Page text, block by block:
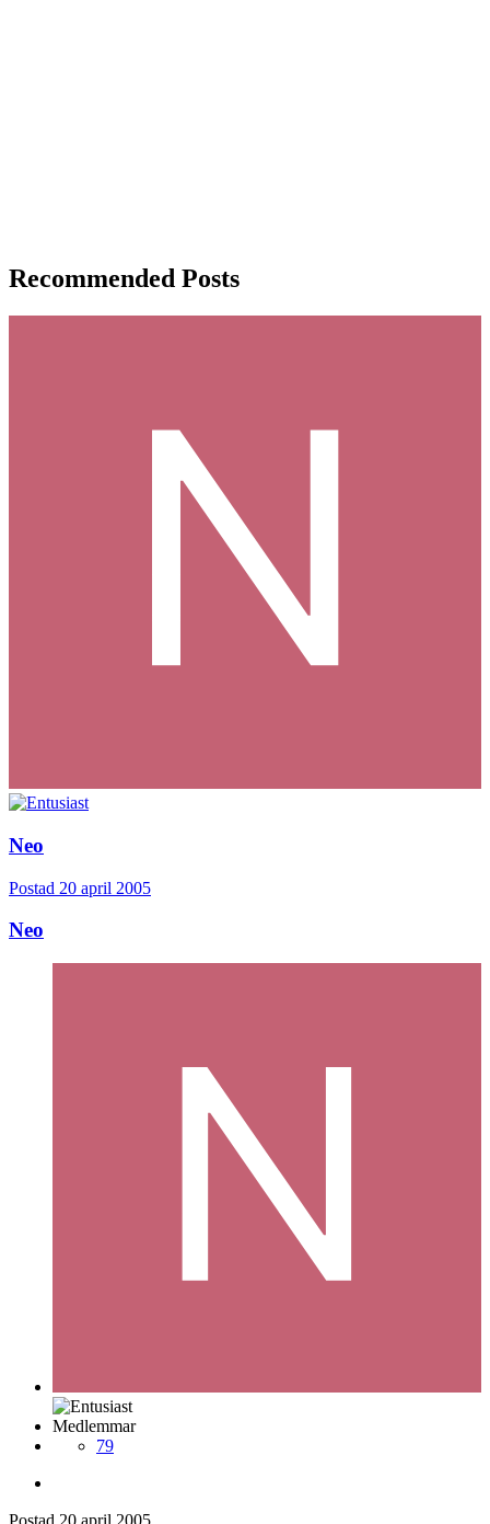
Recommended Posts
Neo
Postad 20 april 2005
Neo
Medlemmar
79
Postad 20 april 2005